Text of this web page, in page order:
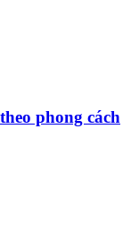
phong cách